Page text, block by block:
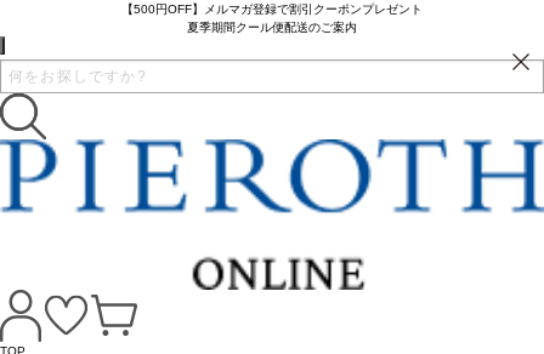
【500円OFF】メルマガ登録で割引クーポンプレゼント
夏季期間クール便配送のご案内
TOP